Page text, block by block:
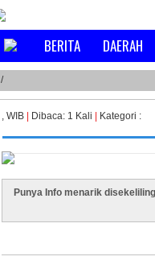
BERITA DAERAH
/
, WIB Dibaca: 1 Kali Kategori :
Punya Info menarik